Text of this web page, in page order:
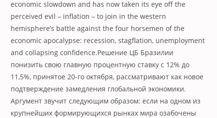
economic slowdown and has now taken its eye off the
perceived evil – inflation – to join in the western
hemisphere’s battle against the four horsemen of the
economic apocalypse: recession, stagflation, unemployment
and collapsing confidence.Решение ЦБ Бразилии
понизить свою главную процентную ставку с 12% до
11,5%, принятое 20-го октября, рассматривают как новое
подтверждение замедления глобальной экономики.
Аргумент звучит следующим образом: если на одном из
крупнейших формирующихся рынках мира озабочены